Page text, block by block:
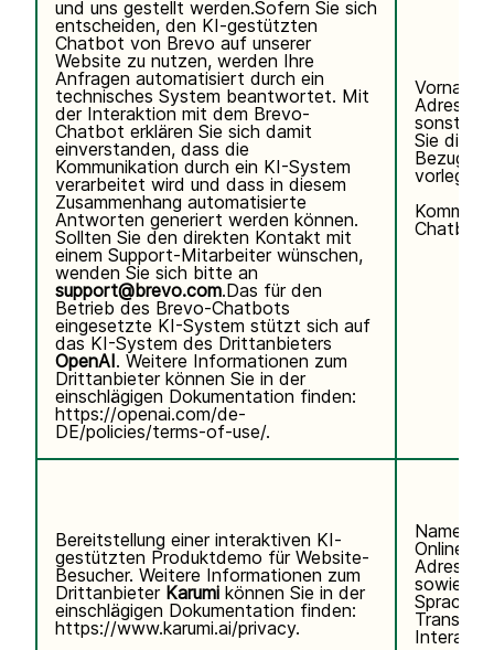
und uns gestellt werden.Sofern Sie sich
entscheiden, den KI-gestützten
Chatbot von Brevo auf unserer
Website zu nutzen, werden Ihre
Anfragen automatisiert durch ein
technisches System beantwortet. Mit
der Interaktion mit dem Brevo-
Chatbot erklären Sie sich damit
einverstanden, dass die
Kommunikation durch ein KI-System
verarbeitet wird und dass in diesem
Zusammenhang automatisierte
Antworten generiert werden können.
Sollten Sie den direkten Kontakt mit
einem Support-Mitarbeiter wünschen,
wenden Sie sich bitte an
support@brevo.com.Das für den
Betrieb des Brevo-Chatbots
eingesetzte KI-System stützt sich auf
das KI-System des Drittanbieters
OpenAI. Weitere Informationen zum
Drittanbieter können Sie in der
einschlägigen Dokumentation finden:
https://openai.com/de-
DE/policies/terms-of-use/.
Adresse,
Sie
Bezug
vorlegen.
Chatbot.
Bereitstellung einer interaktiven KI-
gestützten Produktdemo für Website-
Besucher. Weitere Informationen zum
Drittanbieter Karumi können Sie in der
einschlägigen Dokumentation finden:
https://www.karumi.ai/privacy.
Name,
Online-
sowie